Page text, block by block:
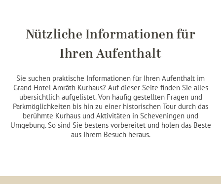
Nützliche Informationen für
Ihren Aufenthalt
Sie suchen praktische Informationen für Ihren Aufenthalt im
Grand Hotel Amrâth Kurhaus? Auf dieser Seite finden Sie alles
übersichtlich aufgelistet. Von häufig gestellten Fragen und
Parkmöglichkeiten bis hin zu einer historischen Tour durch das
berühmte Kurhaus und Aktivitäten in Scheveningen und
Umgebung. So sind Sie bestens vorbereitet und holen das Beste
aus Ihrem Besuch heraus.